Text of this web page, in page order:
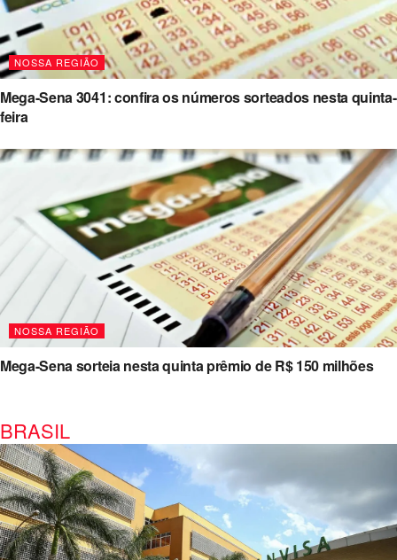
NOSSA REGIÃO
Mega-Sena 3041: confira os números sorteados nesta quinta-
feira
NOSSA REGIÃO
Mega-Sena sorteia nesta quinta prêmio de R$ 150 milhões
BRASIL